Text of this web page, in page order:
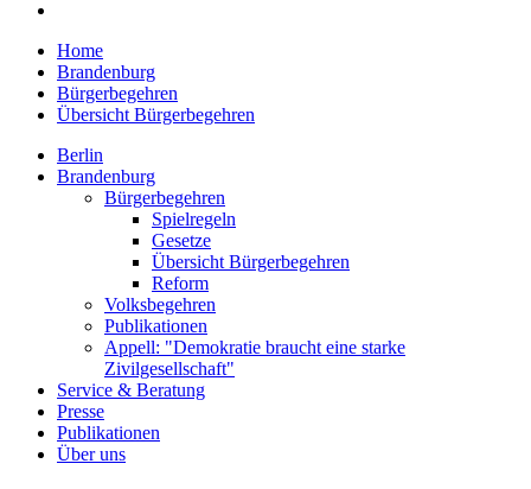
Home
Brandenburg
Bürgerbegehren
Übersicht Bürgerbegehren
Berlin
Brandenburg
Bürgerbegehren
Spielregeln
Gesetze
Übersicht Bürgerbegehren
Reform
Volksbegehren
Publikationen
Appell: "Demokratie braucht eine starke
Zivilgesellschaft"
Service & Beratung
Presse
Publikationen
Über uns